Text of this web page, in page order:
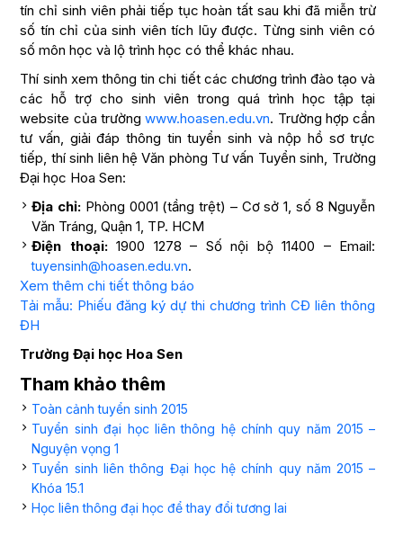
tín chỉ sinh viên phải tiếp tục hoàn tất sau khi đã miễn trừ
số tín chỉ của sinh viên tích lũy được. Từng sinh viên có
số môn học và lộ trình học có thể khác nhau.
Thí sinh xem thông tin chi tiết các chương trình đào tạo và
các hỗ trợ cho sinh viên trong quá trình học tập tại
website của trườngwww.hoasen.edu.vn. Trường hợp cần
tư vấn, giải đáp thông tin tuyển sinh và nộp hồ sơ trực
tiếp, thí sinh liên hệ Văn phòng Tư vấn Tuyển sinh, Trường
Đại học Hoa Sen:
Địa chỉ: Phòng 0001 (tầng trệt) – Cơ sở 1, số 8 Nguyễn
Văn Tráng, Quận 1, TP. HCM
Điện thoại: 1900 1278 – Số nội bộ 11400 – Email:
tuyensinh@hoasen.edu.vn.
Xem thêm chi tiết thông báo
Tải mẫu: Phiếu đăng ký dự thi chương trình CĐ liên thông
ĐH
Trường Đại học Hoa Sen
Tham khảo thêm
Toàn cảnh tuyển sinh 2015
Tuyển sinh đại học liên thông hệ chính quy năm 2015 –
Nguyện vọng 1
Tuyển sinh liên thông Đại học hệ chính quy năm 2015 –
Khóa 15.1
Học liên thông đại học để thay đổi tương lai